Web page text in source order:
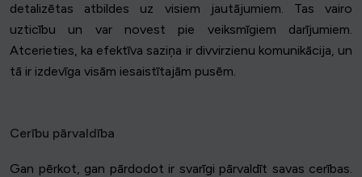
detalizētas atbildes uz visiem jautājumiem. Tas vairo
uzticību un var novest pie veiksmīgiem darījumiem.
Atcerieties, ka efektīva saziņa ir divvirzienu komunikācija, un
tā ir izdevīga visām iesaistītajām pusēm.
Cerību pārvaldība
Gan pērkot, gan pārdodot ir svarīgi pārvaldīt savas cerības.